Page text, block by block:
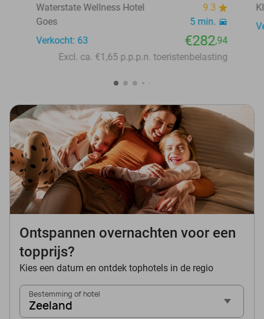
Waterstate Wellness Hotel
9.3
Goes
5 min.
Verkocht: 63
€282,94
Excl. ca. €1,65 p.p.p.n. toeristenbelasting
Ontspannen overnachten voor een
topprijs?
Kies een datum en ontdek tophotels in de regio
Bestemming of hotel
Zeeland